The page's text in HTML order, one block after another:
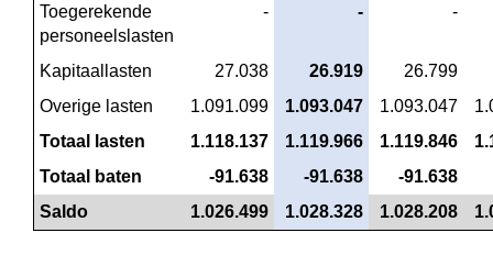
Toegerekende
personeelslasten
- - -
Kapitaallasten 27.038 26.919
26.799
Overige lasten
1.091.099 1.093.047 1.093.047
Totaal lasten
1.118.137 1.119.966 1.119.846
Totaal baten
-91.638 -91.638
-91.638
Saldo
1.026.499 1.028.328 1.028.208